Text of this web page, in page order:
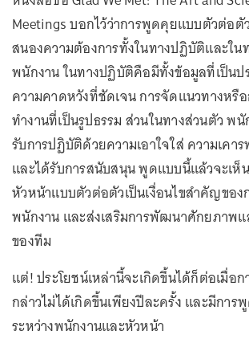
Meetings บอกไว้ว่าการพูดคุยแบบตัวต่อ
สนองความต้องการทั้งในทางปฏิบัติและใน
พนักงาน ในทางปฏิบัติคือมีทั้งข้อมูลที่เป็นป
ความคาดหวังที่ชัดเจน การจัดแนวทางหรื
ทำงานที่เป็นรูปธรรม ส่วนในทางส่วนตัว พ
รับการปฏิบัติด้วยความเอาใจใส่ ความเคาร
และได้รับการสนับสนุน พูดแบบนี้แล้วจะเห็
หัวหน้าแบบตัวต่อตัวเป็นเงื่อนไขสำคัญของ
พนักงาน และส่งเสริมการพัฒนาศักยภาพแ
ของทีม
แต่! ประโยชน์เหล่านี้จะเกิดขึ้นได้ก็ต่อเมื่อ
กล่าวไม่ได้เกิดขึ้นเพียงปีละครั้ง และมีกา
ระหว่างพนักงานและหัวหน้า